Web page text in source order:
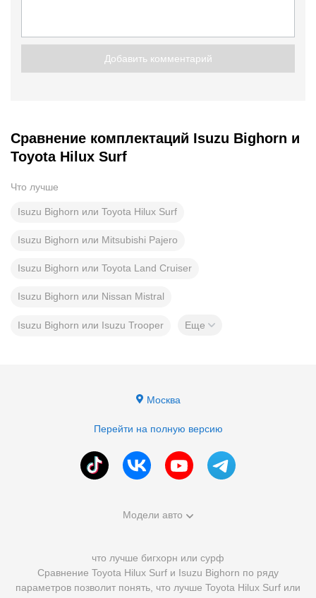
Добавить комментарий
Сравнение комплектаций Isuzu Bighorn и
Toyota Hilux Surf
Что лучше
Isuzu Bighorn или Toyota Hilux Surf
Isuzu Bighorn или Mitsubishi Pajero
Isuzu Bighorn или Toyota Land Cruiser
Isuzu Bighorn или Nissan Mistral
Isuzu Bighorn или Isuzu Trooper Еще
Москва
Перейти на полную версию
Модели авто
что лучше бигхорн или сурф
Сравнение Toyota Hilux Surf и Isuzu Bighorn по ряду
параметров позволит понять, что лучше Toyota Hilux Surf или